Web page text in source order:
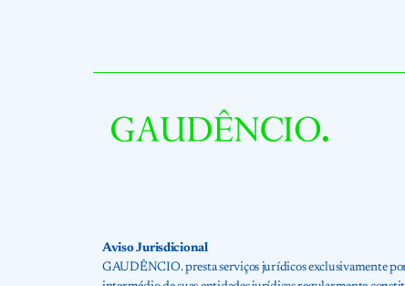
Aviso Jurisdicional
GAUDÊNCIO. presta serviços jurídicos exclusivamente